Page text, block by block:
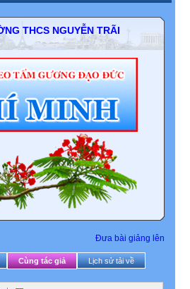
TRƯỜNG THCS NGUYỄN TRÃI
Đưa bài giảng lên
Cùng tác giả Lịch sử tải về